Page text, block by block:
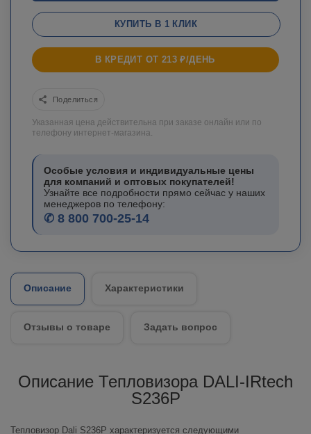
КУПИТЬ В 1 КЛИК
В КРЕДИТ ОТ 213 ₽/ДЕНЬ
Поделиться
Указанная цена действительна при заказе онлайн или по
телефону интернет-магазина.
Особые условия и индивидуальные цены
для компаний и оптовых покупателей!
Узнайте все подробности прямо сейчас у наших
менеджеров по телефону:
✆ 8 800 700-25-14
Описание Характеристики
Отзывы о товаре Задать вопрос
Описание Тепловизора DALI-IRtech
S236P
Тепловизор Dali S236P характеризуется следующими